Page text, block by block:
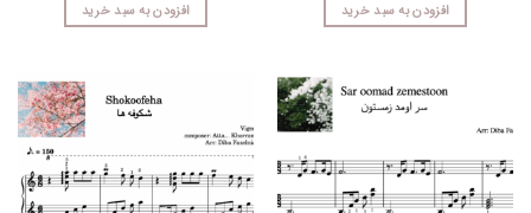
افزودن به سبد خرید افزودن به سبد خرید